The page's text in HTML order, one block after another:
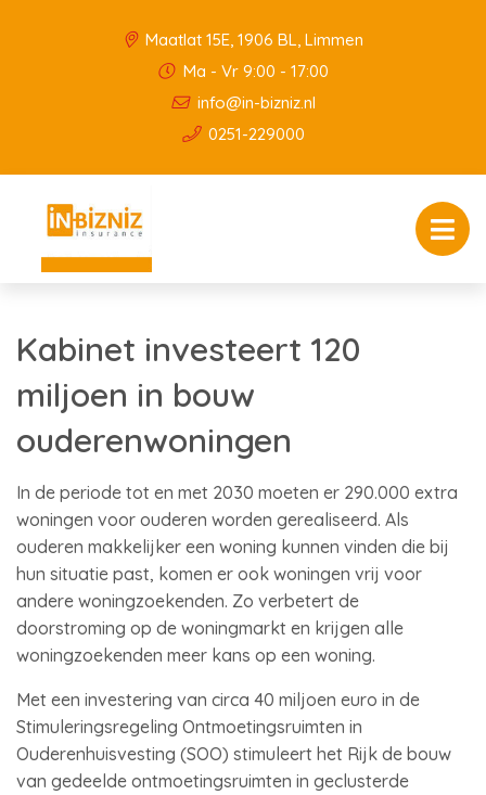
Maatlat 15E, 1906 BL, Limmen
Ma - Vr 9:00 - 17:00
info@in-bizniz.nl
0251-229000
Kabinet investeert 120
miljoen in bouw
ouderenwoningen
In de periode tot en met 2030 moeten er 290.000 extra
woningen voor ouderen worden gerealiseerd. Als
ouderen makkelijker een woning kunnen vinden die bij
hun situatie past, komen er ook woningen vrij voor
andere woningzoekenden. Zo verbetert de
doorstroming op de woningmarkt en krijgen alle
woningzoekenden meer kans op een woning.
Met een investering van circa 40 miljoen euro in de
Stimuleringsregeling Ontmoetingsruimten in
Ouderenhuisvesting (SOO) stimuleert het Rijk de bouw
van gedeelde ontmoetingsruimten in geclusterde